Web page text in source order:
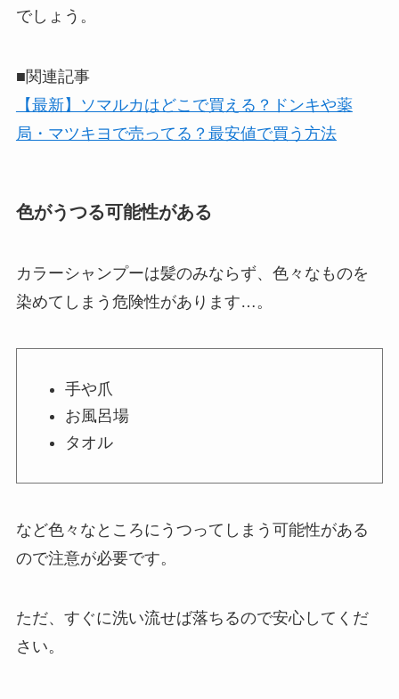
でしょう。
■関連記事
【最新】ソマルカはどこで買える？ドンキや薬
局・マツキヨで売ってる？最安値で買う方法
色がうつる可能性がある
カラーシャンプーは髪のみならず、色々なものを
染めてしまう危険性があります…。
手や爪
お風呂場
タオル
など色々なところにうつってしまう可能性がある
ので注意が必要です。
ただ、すぐに洗い流せば落ちるので安心してくだ
さい。